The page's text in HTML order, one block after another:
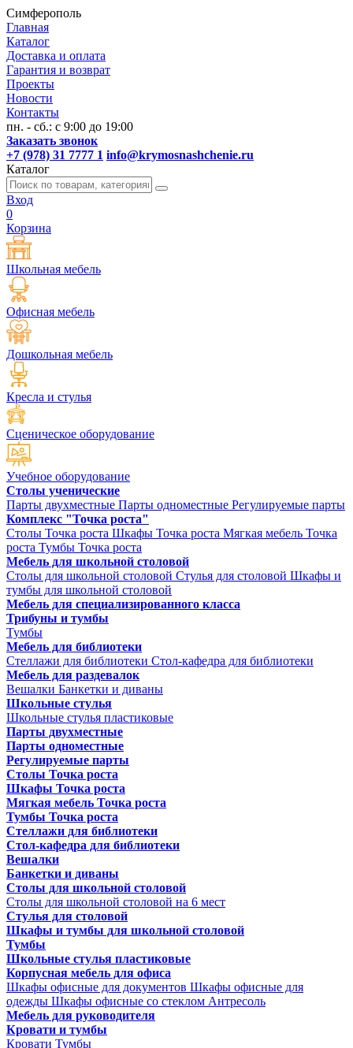
Симферополь
Главная
Каталог
Доставка и оплата
Гарантия и возврат
Проекты
Новости
Контакты
пн. - сб.: с 9:00 до 19:00
Заказать звонок
+7 (978) 31 7777 1 info@krymosnashchenie.ru
Каталог
Вход
0
Корзина
Школьная мебель
Офисная мебель
Дошкольная мебель
Кресла и стулья
Сценическое оборудование
Учебное оборудование
Столы ученические
Парты двухместные Парты одноместные Регулируемые парты
Комплекс "Точка роста"
Столы Точка роста Шкафы Точка роста Мягкая мебель Точка
роста Тумбы Точка роста
Мебель для школьной столовой
Столы для школьной столовой Стулья для столовой Шкафы и
тумбы для школьной столовой
Мебель для специализированного класса
Трибуны и тумбы
Тумбы
Мебель для библиотеки
Стеллажи для библиотеки Стол-кафедра для библиотеки
Мебель для раздевалок
Вешалки Банкетки и диваны
Школьные стулья
Школьные стулья пластиковые
Парты двухместные
Парты одноместные
Регулируемые парты
Столы Точка роста
Шкафы Точка роста
Мягкая мебель Точка роста
Тумбы Точка роста
Стеллажи для библиотеки
Стол-кафедра для библиотеки
Вешалки
Банкетки и диваны
Столы для школьной столовой
Столы для школьной столовой на 6 мест
Стулья для столовой
Шкафы и тумбы для школьной столовой
Тумбы
Школьные стулья пластиковые
Корпусная мебель для офиса
Шкафы офисные для документов Шкафы офисные для
одежды Шкафы офисные со стеклом Антресоль
Мебель для руководителя
Кровати и тумбы
Кровати Тумбы